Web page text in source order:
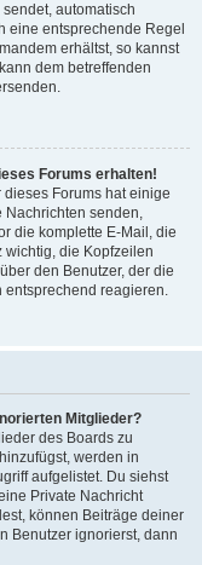
automatisch
eine entsprechende Regel
erhältst, so kannst
dem betreffenden
Forums erhalten!
Forums hat einige
Nachrichten senden,
die komplette E-Mail, die
wichtig, die Kopfzeilen
den Benutzer, der die
entsprechend reagieren.
Mitglieder?
des Boards zu
werden in
aufgelistet. Du siehst
Private Nachricht
können Beiträge deiner
Benutzer ignorierst, dann